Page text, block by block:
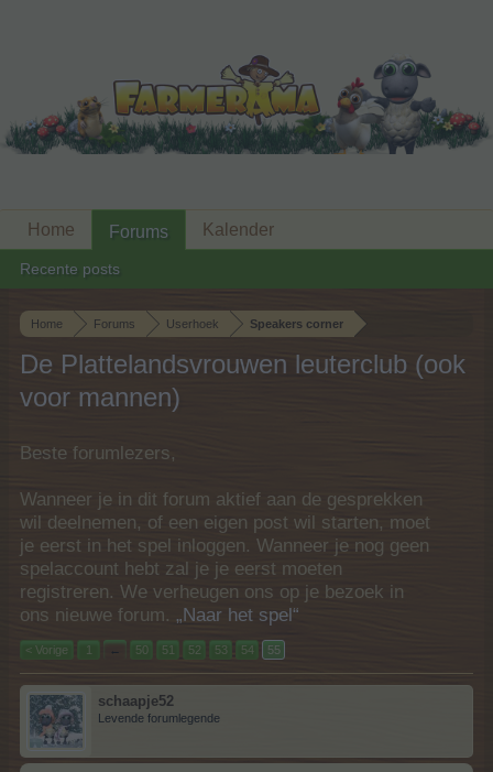
Home Forums Userhoek Speakers corner
De Plattelandsvrouwen leuterclub (ook
voor mannen)
Beste forumlezers,
Wanneer je in dit forum aktief aan de gesprekken
wil deelnemen, of een eigen post wil starten, moet
je eerst in het spel inloggen. Wanneer je nog geen
spelaccount hebt zal je je eerst moeten
registreren. We verheugen ons op je bezoek in
ons nieuwe forum. „Naar het spel“
< Vorige 1 ← 50 51 52 53 54 55
schaapje52
Levende forumlegende
Home Forums
Recente posts
Kalender